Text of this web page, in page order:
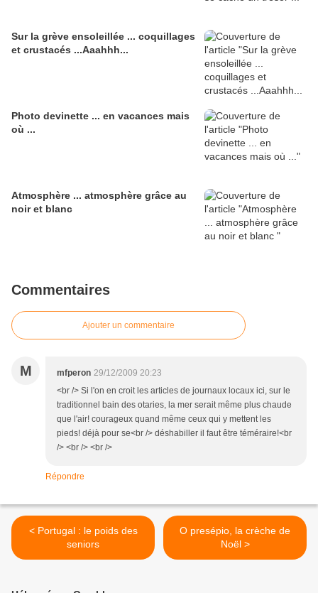
Sur la grève ensoleillée ... coquillages
et crustacés ...Aaahhh...
Photo devinette ... en vacances mais
où ...
Atmosphère ... atmosphère grâce au
noir et blanc
Commentaires
Ajouter un commentaire
M mfperon 29/12/2009 20:23
<br /> Si l'on en croit les articles de journaux locaux ici, sur le
traditionnel bain des otaries, la mer serait même plus chaude
que l'air! courageux quand même ceux qui y mettent les
pieds! déjà pour se<br /> déshabiller il faut être téméraire!<br
/> <br /> <br />
Répondre
< Portugal : le poids des
seniors
O presépio, la crèche de
Noël >